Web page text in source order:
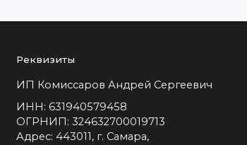
Реквизиты
ИП Комиссаров Андрей Сергеевич
ИНН: 631940579458
ОГРНИП: 324632700019713
Адрес: 443011, г. Самара,